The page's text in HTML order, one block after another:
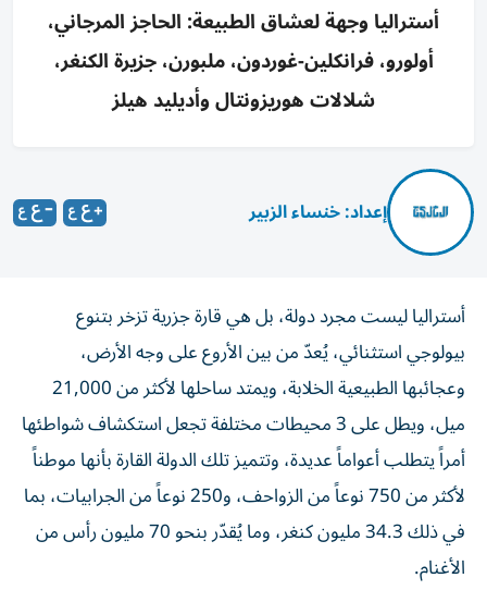
أستراليا وجهة لعشاق الطبيعة: الحاجز المرجاني،
أولورو، فرانكلين-غوردون، ملبورن، جزيرة الكنغر،
شلالات هوريزونتال وأديليد هيلز
إعداد: خنساء الزبير
أستراليا ليست مجرد دولة، بل هي قارة جزرية تزخر بتنوع
بيولوجي استثنائي، يُعدّ من بين الأروع على وجه الأرض،
وعجائبها الطبيعية الخلابة، ويمتد ساحلها لأكثر من 21,000
ميل، ويطل على 3 محيطات مختلفة تجعل استكشاف شواطئها
أمراً يتطلب أعواماً عديدة، وتتميز تلك الدولة القارة بأنها موطناً
لأكثر من 750 نوعاً من الزواحف، و250 نوعاً من الجرابيات، بما
في ذلك 34.3 مليون كنغر، وما يُقدّر بنحو 70 مليون رأس من
الأغنام.